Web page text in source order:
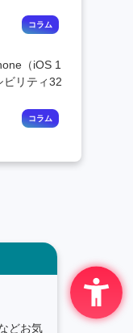
（iOS 1
ビリティ32
どお気